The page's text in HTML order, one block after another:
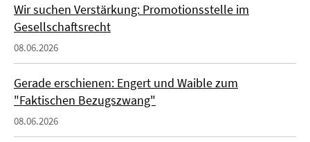
Wir suchen Verstärkung: Promotionsstelle im
Gesellschaftsrecht
08.06.2026
Gerade erschienen: Engert und Waible zum
"Faktischen Bezugszwang"
08.06.2026